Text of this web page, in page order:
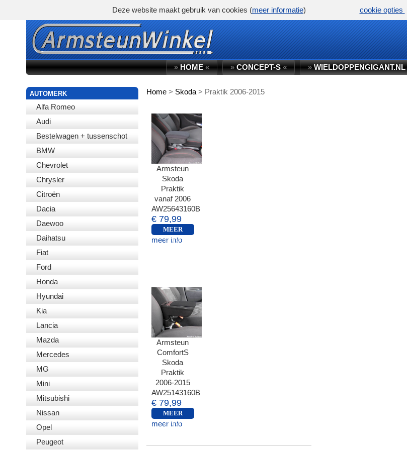
»HOME« »CONCEPT-S« »WIELDOPPENGIGANT.NL
AUTOMERK
Alfa Romeo
Audi
Bestelwagen + tussenschot
BMW
Chevrolet
Chrysler
Citroën
Dacia
Daewoo
Daihatsu
Fiat
Ford
Honda
Hyundai
Kia
Lancia
Mazda
Mercedes
MG
Mini
Mitsubishi
Nissan
Opel
Peugeot
Home> Skoda> Praktik 2006-2015
Armsteun
Skoda
Praktik
vanaf 2006
AW25643160B
€ 79,99
MEER
INFO
meer info
Armsteun
ComfortS
Skoda
Praktik
2006-2015
AW25143160B
€ 79,99
MEER
INFO
meer info
WINKELWAGEN
Deze website maakt gebruik van cookies (meer informatie) cookie opties